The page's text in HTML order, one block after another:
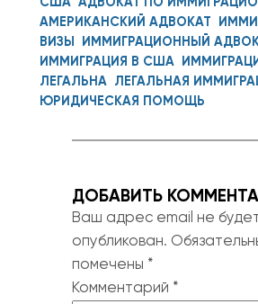
США АДВОКАТ ПО
АМЕРИКАНСКИЙ АДВОКАТ
ВИЗЫ
ИММИГРАЦИОННЫЙ
ИММИГРАЦИЯ В США
ЛЕГАЛЬНА
ЛЕГАЛЬНАЯ
ЮРИДИЧЕСКАЯ ПОМОЩЬ
ДОБАВИТЬ
Ваш адрес email не
опубликован.
помечены *
Комментарий *